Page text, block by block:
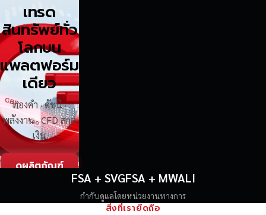
เทรด
สินทรัพย์ทั่ว
โลกบน
แพลตฟอร์ม
เดียว
ทองคำ · ดัชนี ·
พลังงาน · CFD สกุล
เงิน
ดูผลิตภัณฑ์
FSA + SVGFSA + MWALI
กำกับดูแลโดยหน่วยงานทางการ
สิ่งที่เรายึดถือ